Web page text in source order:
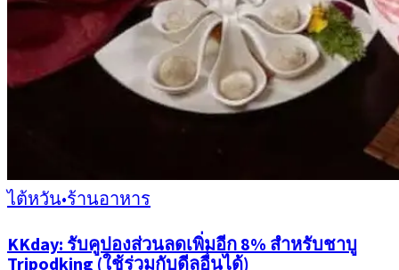
ไต้หวัน•ร้านอาหาร
KKday: รับคูปองส่วนลดเพิ่มอีก 8% สำหรับชาบู
Tripodking (ใช้ร่วมกับดีลอื่นได้)